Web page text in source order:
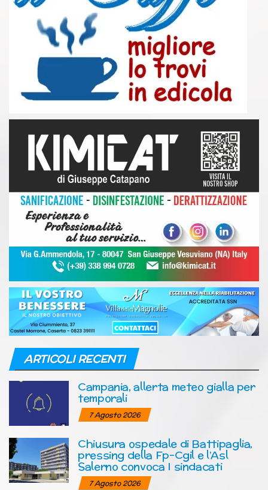
ARTICOLI RECENTI
Campania, allerta meteo gialla per
temporali
7 Agosto 2026
Chiusura ospedale di Battipaglia,
pressing della Fp-Cgil e l’Asl
Salerno convoca I sindacati
7 Agosto 2026